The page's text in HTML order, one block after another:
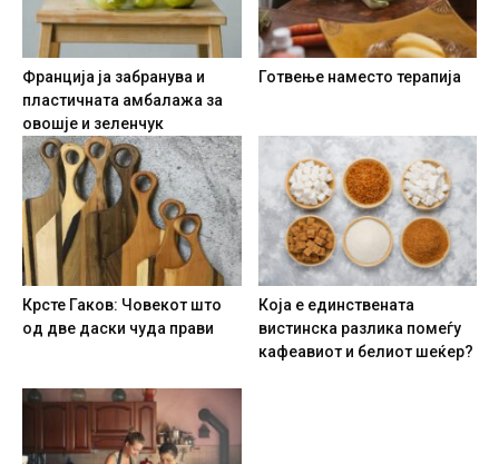
Франција ја забранува и
пластичната амбалажа за
овошје и зеленчук
Готвење наместо терапија
Крсте Гаков: Човекот што
од две даски чуда прави
Која е единствената
вистинска разлика помеѓу
кафеавиот и белиот шеќер?